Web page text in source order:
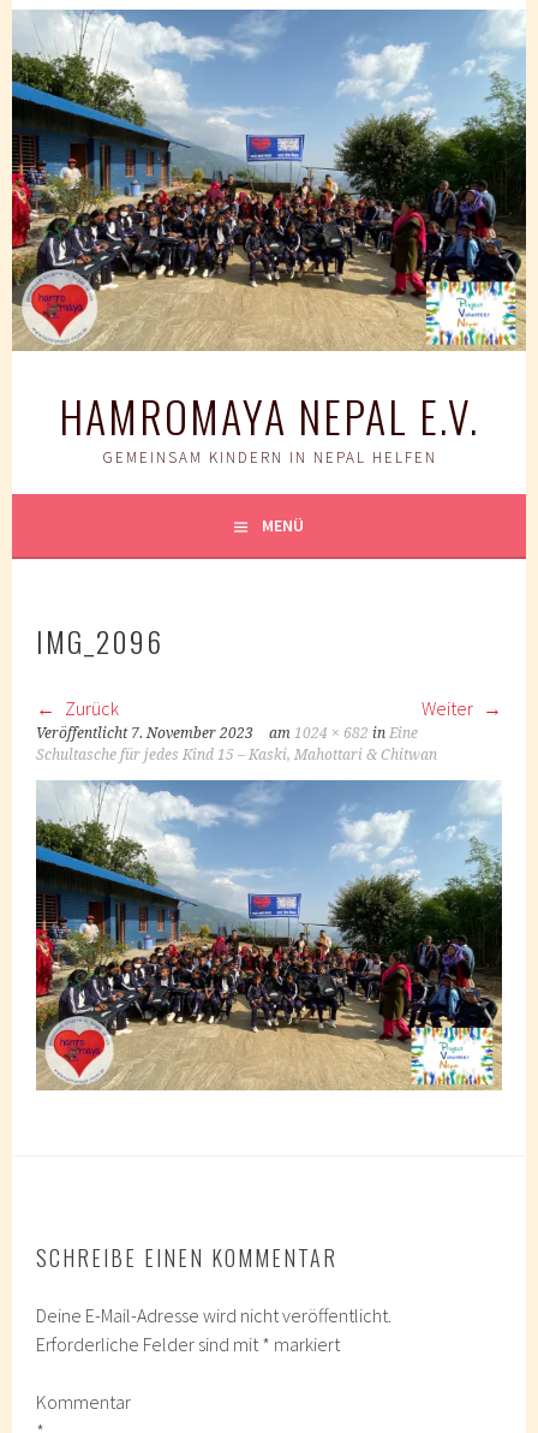
Springe
zum
Inhalt
HAMROMAYA NEPAL E.V.
GEMEINSAM KINDERN IN NEPAL HELFEN
MENÜ
IMG_2096
Zurück Weiter
Veröffentlicht 7. November 2023 am1024 × 682 inEine
Schultasche für jedes Kind 15 – Kaski, Mahottari & Chitwan
SCHREIBE EINEN KOMMENTAR
Deine E-Mail-Adresse wird nicht veröffentlicht.
Erforderliche Felder sind mit * markiert
Kommentar